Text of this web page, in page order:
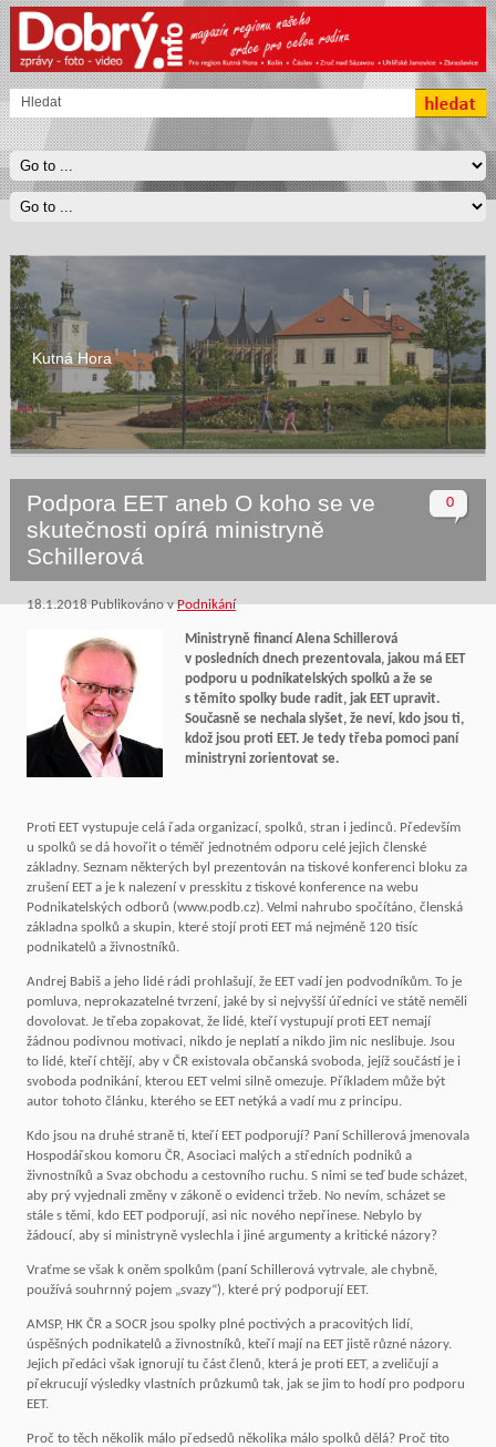
Kutná Hora
0
Podpora EET aneb O koho se ve
skutečnosti opírá ministryně
Schillerová
18.1.2018Publikováno vPodnikání
Ministryně financí Alena Schillerová
v posledních dnech prezentovala, jakou má EET
podporu u podnikatelských spolků a že se
s těmito spolky bude radit, jak EET upravit.
Současně se nechala slyšet, že neví, kdo jsou ti,
kdož jsou proti EET. Je tedy třeba pomoci paní
ministryni zorientovat se.
Proti EET vystupuje celá řada organizací, spolků, stran i jedinců. Především
u spolků se dá hovořit o téměř jednotném odporu celé jejich členské
základny. Seznam některých byl prezentován na tiskové konferenci bloku za
zrušení EET a je k nalezení v presskitu z tiskové konference na webu
Podnikatelských odborů (www.podb.cz). Velmi nahrubo spočítáno, členská
základna spolků a skupin, které stojí proti EET má nejméně 120 tisíc
podnikatelů a živnostníků.
Andrej Babiš a jeho lidé rádi prohlašují, že EET vadí jen podvodníkům. To je
pomluva, neprokazatelné tvrzení, jaké by si nejvyšší úředníci ve státě neměli
dovolovat. Je třeba zopakovat, že lidé, kteří vystupují proti EET nemají
žádnou podivnou motivaci, nikdo je neplatí a nikdo jim nic neslibuje. Jsou
to lidé, kteří chtějí, aby v ČR existovala občanská svoboda, jejíž součástí je i
svoboda podnikání, kterou EET velmi silně omezuje. Příkladem může být
autor tohoto článku, kterého se EET netýká a vadí mu z principu.
Kdo jsou na druhé straně ti, kteří EET podporují? Paní Schillerová jmenovala
Hospodářskou komoru ČR, Asociaci malých a středních podniků a
živnostníků a Svaz obchodu a cestovního ruchu. S nimi se teď bude scházet,
aby prý vyjednali změny v zákoně o evidenci tržeb. No nevím, scházet se
stále s těmi, kdo EET podporují, asi nic nového nepřinese. Nebylo by
žádoucí, aby si ministryně vyslechla i jiné argumenty a kritické názory?
Vraťme se však k oněm spolkům (paní Schillerová vytrvale, ale chybně,
používá souhrnný pojem „svazy“), které prý podporují EET.
AMSP, HK ČR a SOCR jsou spolky plné poctivých a pracovitých lidí,
úspěšných podnikatelů a živnostníků, kteří mají na EET jistě různé názory.
Jejich předáci však ignorují tu část členů, která je proti EET, a zveličují a
překrucují výsledky vlastních průzkumů tak, jak se jim to hodí pro podporu
EET.
Proč to těch několik málo předsedů několika málo spolků dělá? Proč tito